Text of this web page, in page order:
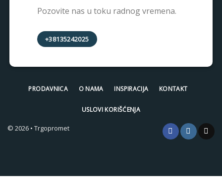
Pozovite nas u toku radnog vremena.
+38135242025
© 2026 • Trgopromet
PRODAVNICA O NAMA INSPIRACIJA KONTAKT
USLOVI KORIŠĆENJA